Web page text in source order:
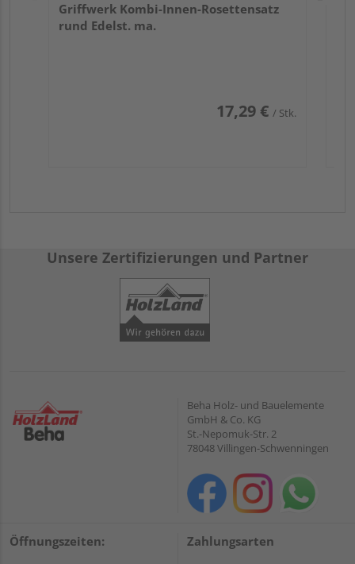
Griffwerk Kombi-Innen-Rosettensatz
rund Edelst. ma.
17,29 € / Stk.
Unsere Zertifizierungen und Partner
Beha Holz- und Bauelemente
GmbH & Co. KG
St.-Nepomuk-Str. 2
78048 Villingen-Schwenningen
Öffnungszeiten: Zahlungsarten